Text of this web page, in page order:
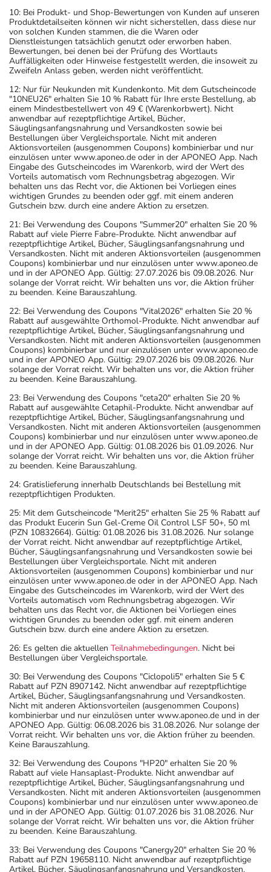
10: Bei Produkt- und Shop-Bewertungen von Kunden auf unseren
Produktdetailseiten können wir nicht sicherstellen, dass diese nur
von solchen Kunden stammen, die die Waren oder
Dienstleistungen tatsächlich genutzt oder erworben haben.
Bewertungen, bei denen bei der Prüfung des Wortlauts
Auffälligkeiten oder Hinweise festgestellt werden, die insoweit zu
Zweifeln Anlass geben, werden nicht veröffentlicht.
12: Nur für Neukunden mit Kundenkonto. Mit dem Gutscheincode
"10NEU26" erhalten Sie 10 % Rabatt für Ihre erste Bestellung, ab
einem Mindestbestellwert von 49 € (Warenkorbwert). Nicht
anwendbar auf rezeptpflichtige Artikel, Bücher,
Säuglingsanfangsnahrung und Versandkosten sowie bei
Bestellungen über Vergleichsportale. Nicht mit anderen
Aktionsvorteilen (ausgenommen Coupons) kombinierbar und nur
einzulösen unter www.aponeo.de oder in der APONEO App. Nach
Eingabe des Gutscheincodes im Warenkorb, wird der Wert des
Vorteils automatisch vom Rechnungsbetrag abgezogen. Wir
behalten uns das Recht vor, die Aktionen bei Vorliegen eines
wichtigen Grundes zu beenden oder ggf. mit einem anderen
Gutschein bzw. durch eine andere Aktion zu ersetzen.
21: Bei Verwendung des Coupons "Summer20" erhalten Sie 20 %
Rabatt auf viele Pierre Fabre-Produkte. Nicht anwendbar auf
rezeptpflichtige Artikel, Bücher, Säuglingsanfangsnahrung und
Versandkosten. Nicht mit anderen Aktionsvorteilen (ausgenommen
Coupons) kombinierbar und nur einzulösen unter www.aponeo.de
und in der APONEO App. Gültig: 27.07.2026 bis 09.08.2026. Nur
solange der Vorrat reicht. Wir behalten uns vor, die Aktion früher
zu beenden. Keine Barauszahlung.
22: Bei Verwendung des Coupons "Vital2026" erhalten Sie 20 %
Rabatt auf ausgewählte Orthomol-Produkte. Nicht anwendbar auf
rezeptpflichtige Artikel, Bücher, Säuglingsanfangsnahrung und
Versandkosten. Nicht mit anderen Aktionsvorteilen (ausgenommen
Coupons) kombinierbar und nur einzulösen unter www.aponeo.de
und in der APONEO App. Gültig: 29.07.2026 bis 09.08.2026. Nur
solange der Vorrat reicht. Wir behalten uns vor, die Aktion früher
zu beenden. Keine Barauszahlung.
23: Bei Verwendung des Coupons "ceta20" erhalten Sie 20 %
Rabatt auf ausgewählte Cetaphil-Produkte. Nicht anwendbar auf
rezeptpflichtige Artikel, Bücher, Säuglingsanfangsnahrung und
Versandkosten. Nicht mit anderen Aktionsvorteilen (ausgenommen
Coupons) kombinierbar und nur einzulösen unter www.aponeo.de
und in der APONEO App. Gültig: 01.08.2026 bis 01.09.2026. Nur
solange der Vorrat reicht. Wir behalten uns vor, die Aktion früher
zu beenden. Keine Barauszahlung.
24: Gratislieferung innerhalb Deutschlands bei Bestellung mit
rezeptpflichtigen Produkten.
25: Mit dem Gutscheincode "Merit25" erhalten Sie 25 % Rabatt auf
das Produkt Eucerin Sun Gel-Creme Oil Control LSF 50+, 50 ml
(PZN 10832664). Gültig: 01.08.2026 bis 31.08.2026. Nur solange
der Vorrat reicht. Nicht anwendbar auf rezeptpflichtige Artikel,
Bücher, Säuglingsanfangsnahrung und Versandkosten sowie bei
Bestellungen über Vergleichsportale. Nicht mit anderen
Aktionsvorteilen (ausgenommen Coupons) kombinierbar und nur
einzulösen unter www.aponeo.de oder in der APONEO App. Nach
Eingabe des Gutscheincodes im Warenkorb, wird der Wert des
Vorteils automatisch vom Rechnungsbetrag abgezogen. Wir
behalten uns das Recht vor, die Aktionen bei Vorliegen eines
wichtigen Grundes zu beenden oder ggf. mit einem anderen
Gutschein bzw. durch eine andere Aktion zu ersetzen.
26: Es gelten die aktuellen Teilnahmebedingungen. Nicht bei
Bestellungen über Vergleichsportale.
30: Bei Verwendung des Coupons "Ciclopoli5" erhalten Sie 5 €
Rabatt auf PZN 8907142. Nicht anwendbar auf rezeptpflichtige
Artikel, Bücher, Säuglingsanfangsnahrung und Versandkosten.
Nicht mit anderen Aktionsvorteilen (ausgenommen Coupons)
kombinierbar und nur einzulösen unter www.aponeo.de und in der
APONEO App. Gültig: 06.08.2026 bis 31.08.2026. Nur solange der
Vorrat reicht. Wir behalten uns vor, die Aktion früher zu beenden.
Keine Barauszahlung.
32: Bei Verwendung des Coupons "HP20" erhalten Sie 20 %
Rabatt auf viele Hansaplast-Produkte. Nicht anwendbar auf
rezeptpflichtige Artikel, Bücher, Säuglingsanfangsnahrung und
Versandkosten. Nicht mit anderen Aktionsvorteilen (ausgenommen
Coupons) kombinierbar und nur einzulösen unter www.aponeo.de
und in der APONEO App. Gültig: 01.07.2026 bis 31.08.2026. Nur
solange der Vorrat reicht. Wir behalten uns vor, die Aktion früher
zu beenden. Keine Barauszahlung.
33: Bei Verwendung des Coupons "Canergy20" erhalten Sie 20 %
Rabatt auf PZN 19658110. Nicht anwendbar auf rezeptpflichtige
Artikel, Bücher, Säuglingsanfangsnahrung und Versandkosten.